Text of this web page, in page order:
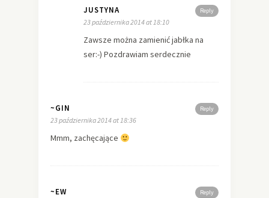
Reply
JUSTYNA
23 października 2014 at 18:10
Zawsze można zamienić jabłka na
ser:-) Pozdrawiam serdecznie
Reply
~GIN
23 października 2014 at 18:36
Mmm, zachęcające
Reply
~EW